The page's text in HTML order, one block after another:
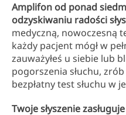
Amplifon od ponad
odzyskiwaniu radości
medyczną, nowoczesną
każdy pacjent mógł w
zauważyłeś u siebie lub
pogorszenia słuchu,
bezpłatny test słuchu w
Twoje słyszenie